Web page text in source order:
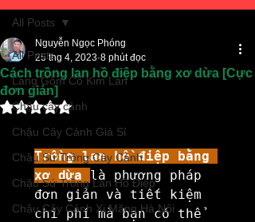
All Posts
Làng Gốm Cổ Kim Lan
Chậu cây cảnh
Chậu Cây Cảnh Giá Sỉ
Chậu Sứ Trồng Cây Cảnh
Chậu Sứ Trồng Lan Hồ Điệp
Chậu Cây Cảnh Xi Măng Hà Nội
All Posts
Cách trồng lan hồ điệp bằng xơ dừa [Cực
đơn giản]
Nguyễn Ngọc Phóng
25 thg 4, 2023 8 phút đọc
Đã xếp hạng NaN/5 sao.
Trồng lan hồ điệp bằng
xơ dừa là phương pháp
đơn giản và tiết kiệm
chi phí mà bạn có thể